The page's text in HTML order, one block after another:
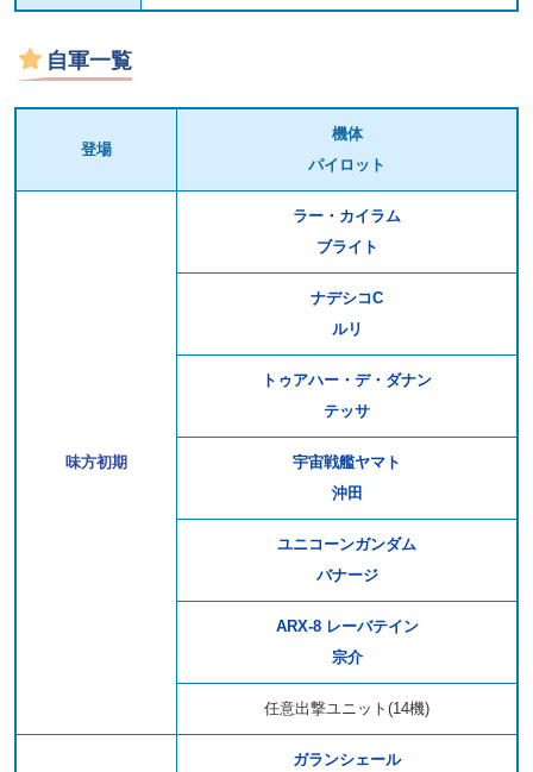
自軍一覧
登場
機体
パイロット
味方初期
ラー・カイラム
ブライト
ナデシコC
ルリ
トゥアハー・デ・ダナン
テッサ
宇宙戦艦ヤマト
沖田
ユニコーンガンダム
バナージ
ARX-8 レーバテイン
宗介
任意出撃ユニット(14機)
ガランシェール